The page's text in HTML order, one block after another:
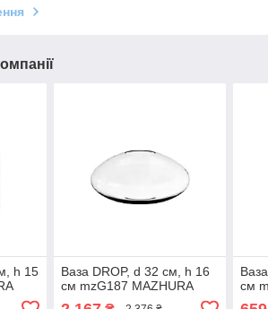
h 15
Ваза DROP, d 32 см, h 16
см mzG187 MAZHURA
см